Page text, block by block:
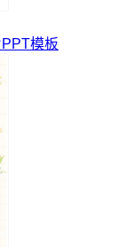
模板